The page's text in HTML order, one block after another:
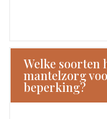
Welke
mantelzorg
beperking?